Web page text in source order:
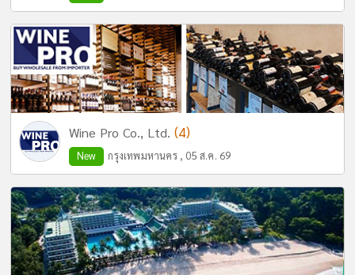
Wine Pro Co., Ltd. (4)
New กรุงเทพมหานคร , 05 ส.ค. 69